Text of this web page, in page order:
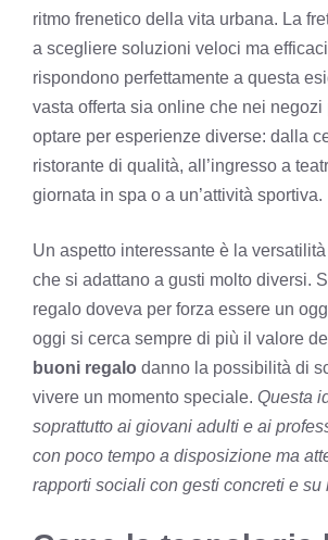
ritmo frenetico della vita urbana. La
a scegliere soluzioni veloci ma
rispondono perfettamente a questa
vasta offerta sia online che nei negozi
optare per esperienze diverse: dalla
ristorante di qualità, all’ingresso a
giornata in spa o a un’attività sportiva.
Un aspetto interessante è la
che si adattano a gusti molto diversi.
regalo doveva per forza essere un
oggi si cerca sempre di più il valore
buoni regalo danno la possibilità di
vivere un momento speciale. Questa
soprattutto ai giovani adulti e ai
con poco tempo a disposizione ma
rapporti sociali con gesti concreti e su